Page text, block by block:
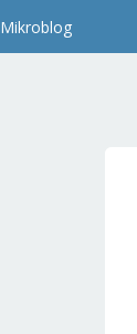
Mikroblog